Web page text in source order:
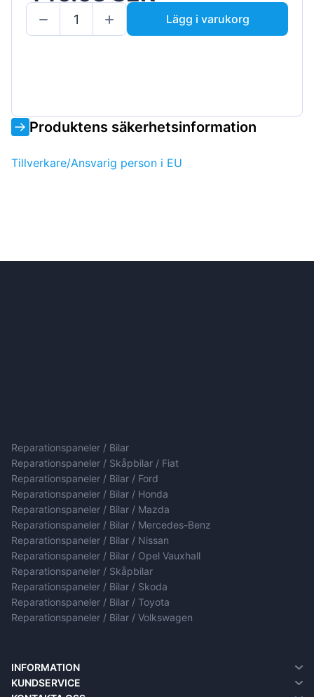
Lägg i varukorg
Produktens säkerhetsinformation
Tillverkare/Ansvarig person i EU
Reparationspaneler / Bilar
Reparationspaneler / Skåpbilar / Fiat
Reparationspaneler / Bilar / Ford
Reparationspaneler / Bilar / Honda
Reparationspaneler / Bilar / Mazda
Reparationspaneler / Bilar / Mercedes-Benz
Reparationspaneler / Bilar / Nissan
Reparationspaneler / Bilar / Opel Vauxhall
Reparationspaneler / Skåpbilar
Reparationspaneler / Bilar / Skoda
Reparationspaneler / Bilar / Toyota
Reparationspaneler / Bilar / Volkswagen
INFORMATION
Om oss
KUNDSERVICE